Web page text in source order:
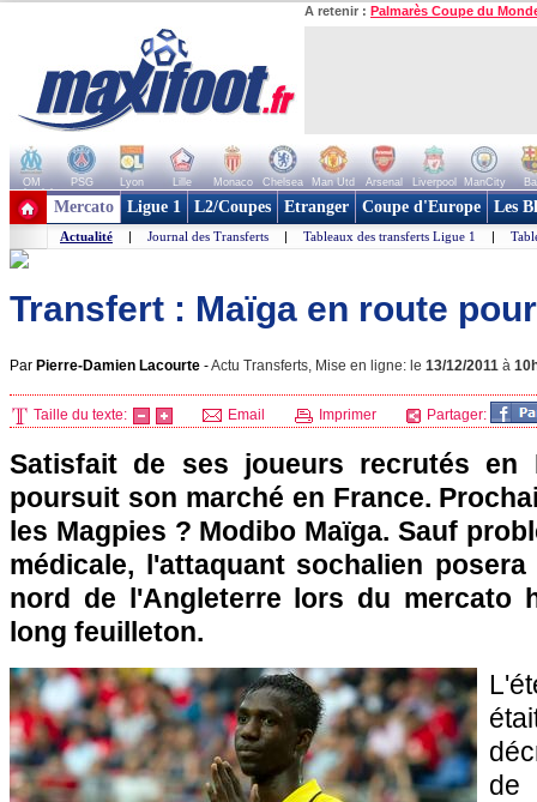
A retenir : Palmarès Coupe du
OM PSG Lyon Lille Monaco Chelsea Man Utd Arsenal Liverpool ManCity
+ de clubs
Mercato Ligue 1 L2/Coupes Etranger Coupe d'Europe Les
Actualité | Journal des Transferts | Tableaux des transferts Ligue 1 |
Transfert : Maïga en route
Par Pierre-Damien Lacourte -Actu Transferts, Mise en ligne: le 13/12/2011 à
Taille du texte: Email Imprimer Partager:
Satisfait de ses joueurs recrutés en
poursuit son marché en France.
les Magpies ? Modibo Maïga. Sauf
médicale, l'attaquant sochalien
nord de l'Angleterre lors du mercato
long feuilleton.
de